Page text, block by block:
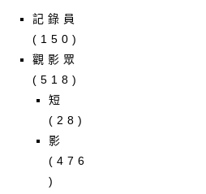
記錄員
(150)
觀影眾
(518)
短
(28)
影
(476
)